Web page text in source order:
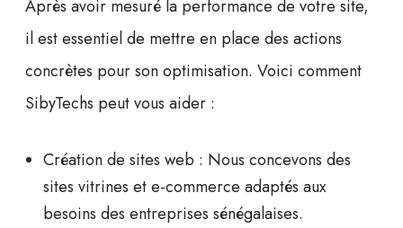
Après avoir mesuré la performance de votre site,
il est essentiel de mettre en place des actions
concrètes pour son optimisation. Voici comment
SibyTechs peut vous aider :
Création de sites web : Nous concevons des
sites vitrines et e-commerce adaptés aux
besoins des entreprises sénégalaises.